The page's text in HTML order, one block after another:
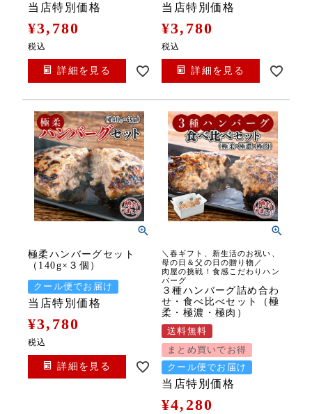
当店特別価格
¥3,780
税込
詳細を見る
当店特別価格
¥3,780
税込
詳細を見る
極柔ハンバーグセット
（140g×３個）
クール便でお届け
当店特別価格
¥3,780
税込
詳細を見る
＼春ギフト、新生活のお祝い、
母の日＆父の日の贈り物／
肉屋の挑戦！食感こだわりハン
バーグ
３種ハンバーグ詰め合わ
せ・食べ比べセット（極
柔・極濃・極肉）
送料無料
まとめ買いでお得
クール便でお届け
当店特別価格
¥4,280